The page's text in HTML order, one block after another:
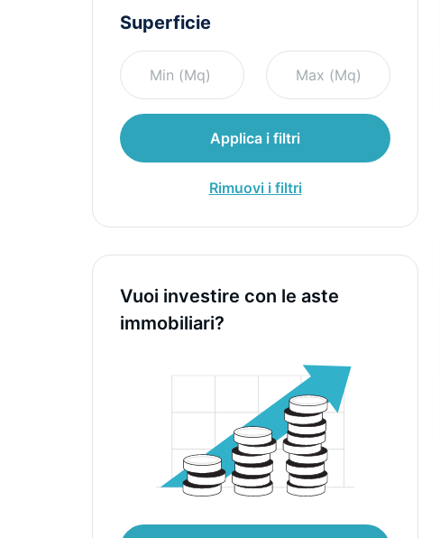
Superficie
Applica i filtri
Rimuovi i filtri
Vuoi investire con le aste
immobiliari?